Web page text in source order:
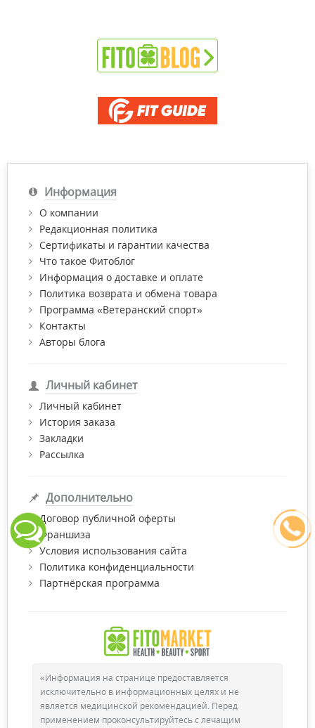
Информация
О компании
Редакционная политика
Сертификаты и гарантии качества
Что такое Фитоблог
Информация о доставке и оплате
Политика возврата и обмена товара
Программа «Ветеранский спорт»
Контакты
Авторы блога
Личный кабинет
Личный кабинет
История заказа
Закладки
Рассылка
Дополнительно
Договор публичной оферты
Франшиза
Условия использования сайта
Политика конфиденциальности
Партнёрская программа
«Информация на странице предоставляется
исключительно в информационных целях и не
является медицинской рекомендацией. Перед
применением проконсультируйтесь с лечащим